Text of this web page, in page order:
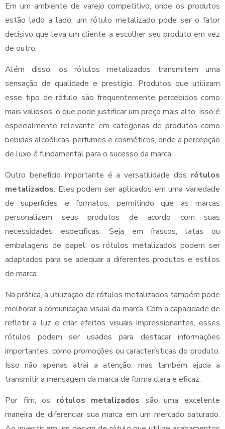
Em um ambiente de varejo competitivo, onde os produtos
estão lado a lado, um rótulo metalizado pode ser o fator
decisivo que leva um cliente a escolher seu produto em vez
de outro.
Além disso, os rótulos metalizados transmitem uma
sensação de qualidade e prestígio. Produtos que utilizam
esse tipo de rótulo são frequentemente percebidos como
mais valiosos, o que pode justificar um preço mais alto. Isso é
especialmente relevante em categorias de produtos como
bebidas alcoólicas, perfumes e cosméticos, onde a percepção
de luxo é fundamental para o sucesso da marca.
Outro benefício importante é a versatilidade dos rótulos
metalizados. Eles podem ser aplicados em uma variedade
de superfícies e formatos, permitindo que as marcas
personalizem seus produtos de acordo com suas
necessidades específicas. Seja em frascos, latas ou
embalagens de papel, os rótulos metalizados podem ser
adaptados para se adequar a diferentes produtos e estilos
de marca.
Na prática, a utilização de rótulos metalizados também pode
melhorar a comunicação visual da marca. Com a capacidade de
refletir a luz e criar efeitos visuais impressionantes, esses
rótulos podem ser usados para destacar informações
importantes, como promoções ou características do produto.
Isso não apenas atrai a atenção, mas também ajuda a
transmitir a mensagem da marca de forma clara e eficaz.
Por fim, os rótulos metalizados são uma excelente
maneira de diferenciar sua marca em um mercado saturado.